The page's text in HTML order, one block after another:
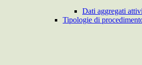
Dati aggregati
Tipologie di